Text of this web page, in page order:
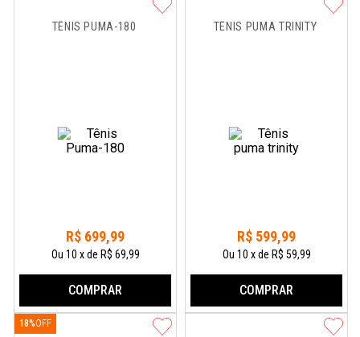
TÊNIS PUMA-180
R$ 699,99
Ou 10 xde R$ 69,99
COMPRAR
TÊNIS PUMA TRINITY
R$ 599,99
Ou 10 xde R$ 59,99
COMPRAR
18%